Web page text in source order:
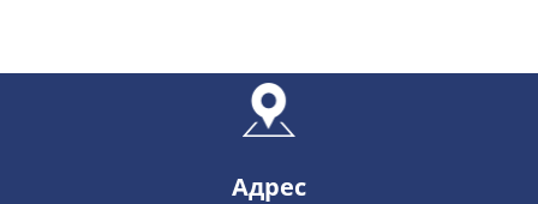
Адрес